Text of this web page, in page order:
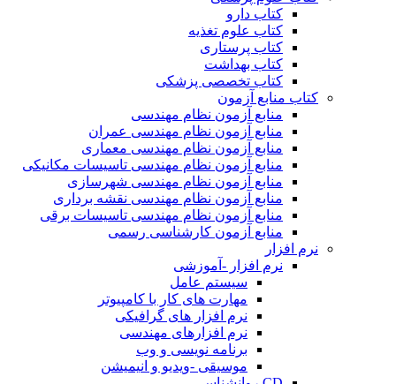
کتاب دارو
کتاب علوم تغذیه
کتاب پرستاری
کتاب بهداشت
کتاب تخصصی پزشکی
کتاب منابع آزمون
منابع آزمون نظام مهندسی
منابع آزمون نظام مهندسی عمران
منابع آزمون نظام مهندسی معماری
منابع آزمون نظام مهندسی تاسیسات مکانیکی
منابع آزمون نظام مهندسی شهرسازی
منابع آزمون نظام مهندسی نقشه برداری
منابع آزمون نظام مهندسی تاسیسات برقی
منابع آزمون کارشناسی رسمی
نرم افزار
نرم افزار -آموزشی
سیستم عامل
مهارت های کار با کامپیوتر
نرم افزار های گرافیکی
نرم افزارهای مهندسی
برنامه نویسی و وب
موسیقی -ویدیو و انیمیشن